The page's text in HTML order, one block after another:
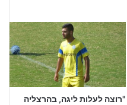
"רוצה לעלות ליגה, בהרצליה